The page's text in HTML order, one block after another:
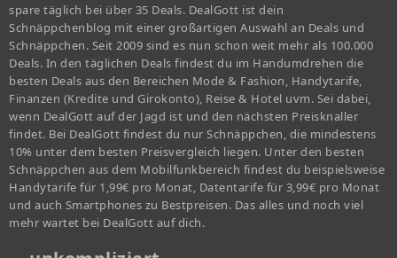
spare täglich bei über 35 Deals. DealGott ist dein
Schnäppchenblog mit einer großartigen Auswahl an Deals und
Schnäppchen. Seit 2009 sind es nun schon weit mehr als 100.000
Deals. In den täglichen Deals findest du im Handumdrehen die
besten Deals aus den Bereichen Mode & Fashion, Handytarife,
Finanzen (Kredite und Girokonto), Reise & Hotel uvm. Sei dabei,
wenn DealGott auf der Jagd ist und den nächsten Preisknaller
findet. Bei DealGott findest du nur Schnäppchen, die mindestens
10% unter dem besten Preisvergleich liegen. Unter den besten
Schnäppchen aus dem Mobilfunkbereich findest du beispielsweise
Handytarife für 1,99€ pro Monat, Datentarife für 3,99€ pro Monat
und auch Smartphones zu Bestpreisen. Das alles und noch viel
mehr wartet bei DealGott auf dich.